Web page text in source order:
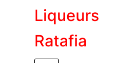
Liqueurs
Ratafia